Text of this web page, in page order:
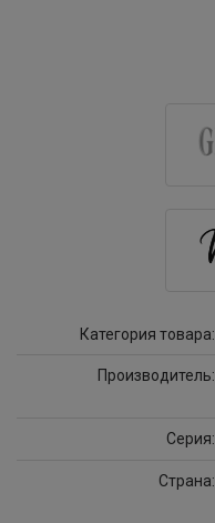
Категория товара:
Производитель:
Серия:
Страна: